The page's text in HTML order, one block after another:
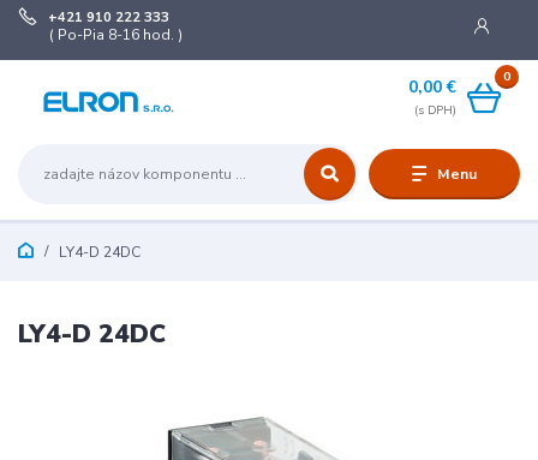
Menu
+421 910 222 333
( Po-Pia 8-16 hod. )
0
0,00 €
LY4-D 24DC
LY4-D 24DC